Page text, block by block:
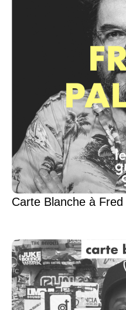
Carte Blanche à Fred